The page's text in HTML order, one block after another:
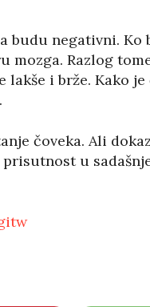
budu negativni.
Razlog
i brže. Kako
čoveka. Ali
prisutnost u